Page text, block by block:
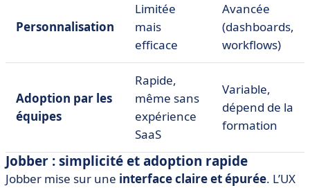
Personnalisation
Limitée
mais
efficace
Avancée
(dashboards,
workflows)
Adoption par les
équipes
Rapide,
même sans
expérience
SaaS
Variable,
dépend de la
formation
Jobber : simplicité et adoption rapide
Jobber mise sur une interface claire et épurée. L’UX